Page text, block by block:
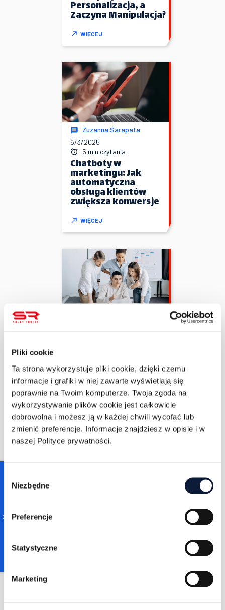
Pliki cookie
Ta strona wykorzystuje pliki cookie, dzięki czemu
informacje i grafiki w niej zawarte wyświetlają się
poprawnie na Twoim komputerze. Twoja zgoda na
wykorzystywanie plików cookie jest całkowicie
dobrowolna i możesz ją w każdej chwili wycofać lub
zmienić preferencje. Informacje znajdziesz w opisie i w
naszej Polityce prywatności.
Selection
Niezbędne
Preferencje
Statystyczne
Marketing
Personalizacja, a
Zaczyna Manipulacja?
WIĘCEJ
Zuzanna Sarapata
6/3/2025
5 min czytania
Chatboty w
marketingu: Jak
automatyczna
obsługa klientów
zwiększa konwersje
WIĘCEJ
warto się nim
zainteresować?
WIĘCEJ